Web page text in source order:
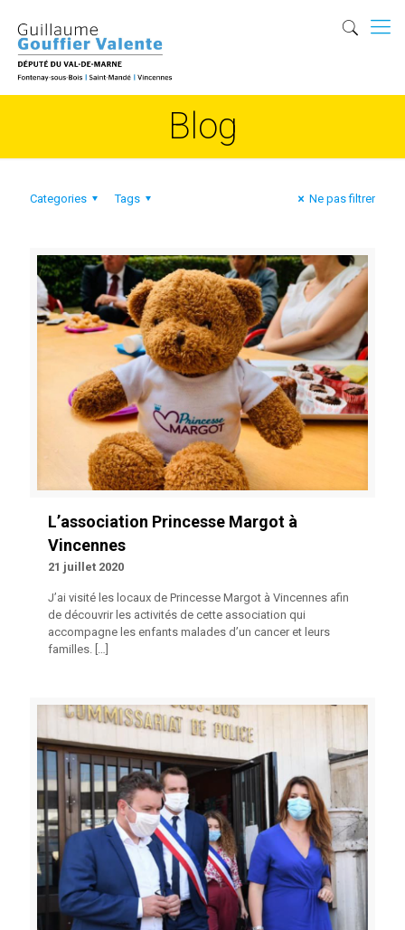
Blog
Categories Tags Ne pas filtrer
L’association Princesse Margot à
Vincennes
21 juillet 2020
J’ai visité les locaux de Princesse Margot à Vincennes afin
de découvrir les activités de cette association qui
accompagne les enfants malades d’un cancer et leurs
familles. […]